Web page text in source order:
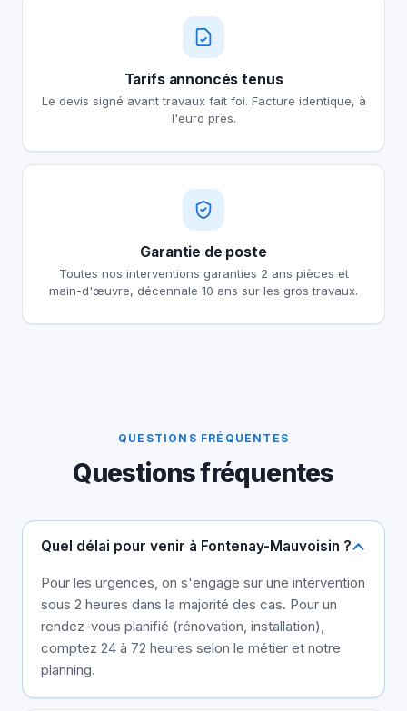
Tarifs annoncés tenus
Le devis signé avant travaux fait foi. Facture identique, à
l'euro près.
Garantie de poste
Toutes nos interventions garanties 2 ans pièces et
main-d'œuvre, décennale 10 ans sur les gros travaux.
QUESTIONS FRÉQUENTES
Questions fréquentes
Quel délai pour venir à Fontenay-Mauvoisin ?
Pour les urgences, on s'engage sur une intervention
sous 2 heures dans la majorité des cas. Pour un
rendez-vous planifié (rénovation, installation),
comptez 24 à 72 heures selon le métier et notre
planning.